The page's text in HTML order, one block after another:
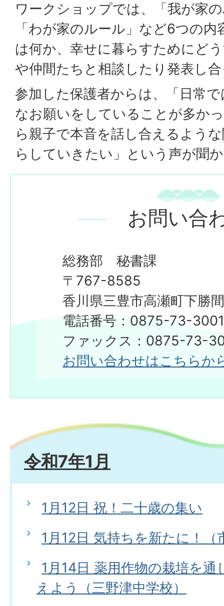
ワークショップでは、「我が家
「わが家のルール」など6つの
は何か、幸せに暮らすためにど
や仲間たちと相談したり発表し
参加した保護者からは、「日常
なお願いをしていることが多か
ら親子で本音を話し合えるよう
らしていきたい」という声が聞
お問い合
総務部 秘書課
〒767-8585
香川県三豊市高瀬町下勝
電話番号：0875-73-
ファックス：0875-73-
お問い合わせはこちらか
令和7年1月
1月12日 祝！二十歳の集い
1月12日 気持ちを新たに！（
1月14日 薬用作物の栽培を通
えよう（三野津中学校）